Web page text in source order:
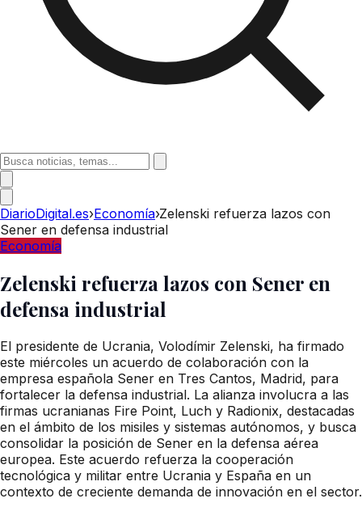
DiarioDigital.es›Economía›Zelenski refuerza lazos con
Sener en defensa industrial
Economía
Zelenski refuerza lazos con Sener en
defensa industrial
El presidente de Ucrania, Volodímir Zelenski, ha firmado
este miércoles un acuerdo de colaboración con la
empresa española Sener en Tres Cantos, Madrid, para
fortalecer la defensa industrial. La alianza involucra a las
firmas ucranianas Fire Point, Luch y Radionix, destacadas
en el ámbito de los misiles y sistemas autónomos, y busca
consolidar la posición de Sener en la defensa aérea
europea. Este acuerdo refuerza la cooperación
tecnológica y militar entre Ucrania y España en un
contexto de creciente demanda de innovación en el sector.